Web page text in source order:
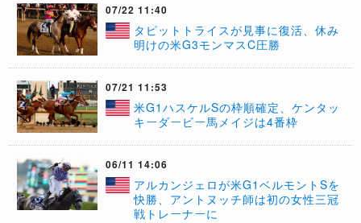
07/22 11:40
​タピットトライスが見事に復活、休み
明けの米G3モンマスC圧勝
07/21 11:53
米G1ハスケルSの枠順確定、ケンタッ
キーダービー馬メイジは4番枠
06/11 14:06
アルカンジェロが米G1ベルモントSを
快勝、アントヌッチ師は初の女性三冠
戦トレーナーに